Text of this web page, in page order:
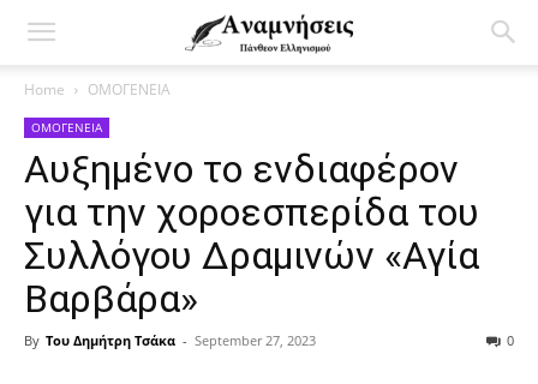
Home ΟΜΟΓΕΝΕΙΑ
ΟΜΟΓΕΝΕΙΑ
Αυξημένο το ενδιαφέρον
για την χοροεσπερίδα του
Συλλόγου Δραμινών «Αγία
Βαρβάρα»
By Του Δημήτρη Τσάκα - September 27, 2023 0